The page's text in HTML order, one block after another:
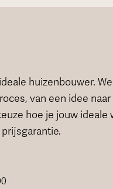
huizenbouwer.
van een idee
hoe je jouw ideale